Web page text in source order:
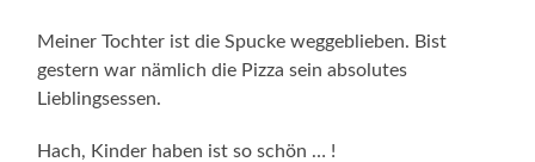
Meiner Tochter ist die Spucke weggeblieben. Bist
gestern war nämlich die Pizza sein absolutes
Lieblingsessen.
Hach, Kinder haben ist so schön … !